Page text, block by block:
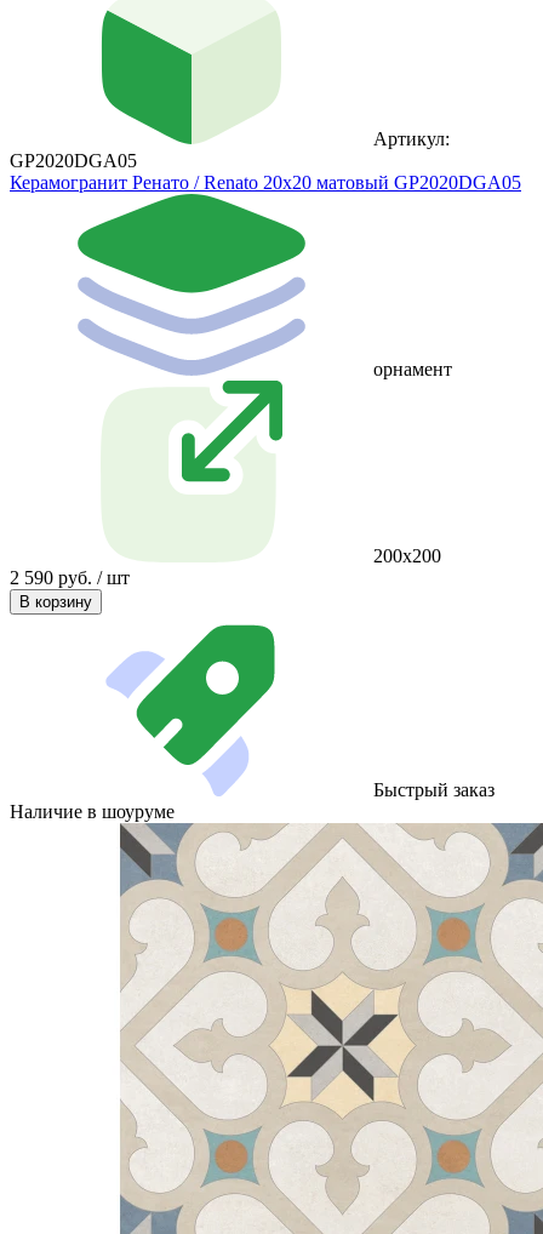
Артикул:
GP2020DGA05
Керамогранит Ренато / Renato 20х20 матовый GP2020DGA05
орнамент
200х200
2 590 руб. / шт
В корзину
Быстрый заказ
Наличие в шоуруме